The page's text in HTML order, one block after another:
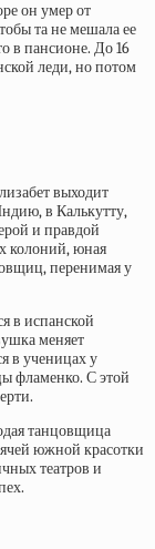
он умер от
та не мешала ее
в пансионе. До 16
леди, но потом
выходит
в Калькутту,
и правдой
колоний, юная
перенимая у
в испанской
меняет
в ученицах у
фламенко. С этой
танцовщица
южной красотки
театров и